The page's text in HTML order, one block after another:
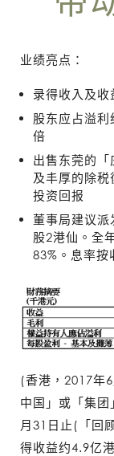
业绩亮点：
录得收入及
股东应占溢
倍
出售东莞的
及丰厚的除
投资回报
董事局建议
股2港仙。全
83%。息率按
(香港，2017年
中国」或「集
月31日止(「回
得收益约4.9亿